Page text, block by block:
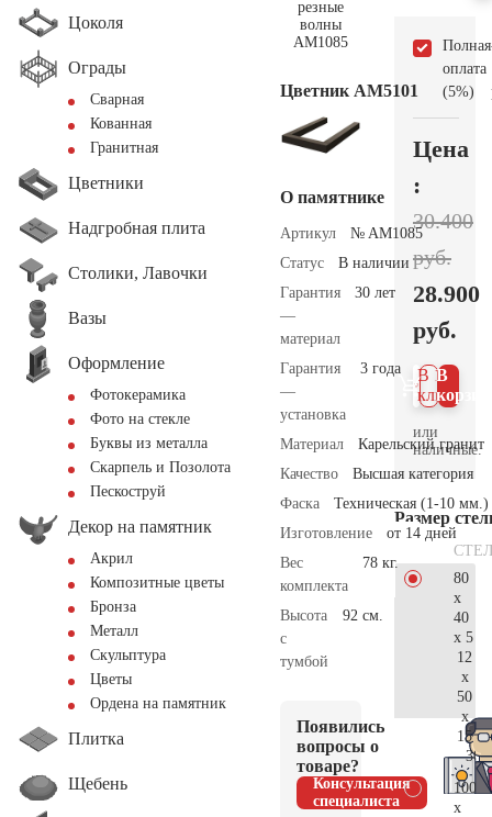
Цоколя
Ограды
Сварная
Кованная
Гранитная
Цветники
Надгробная плита
Столики, Лавочки
Вазы
Оформление
Фотокерамика
Фото на стекле
Буквы из металла
Скарпель и Позолота
Пескоструй
Декор на памятник
Акрил
Композитные цветы
Бронза
Металл
Скульптура
Цветы
Ордена на памятник
Плитка
Щебень
Цветник АМ5101
О памятнике
Артикул
№ AM1085
Статус
В наличии
Гарантия
—
материал
30 лет
Гарантия
—
установка
3 года
Материал
Карельский гранит
Качество
Высшая категория
Фаска
Техническая (1-10 мм.)
Изготовление
от 14 дней
Вес
комплекта
78 кг.
Высота
с
тумбой
92 см.
Появились
вопросы о
товаре?
Консультация
специалиста
Полная
оплата
(5%)
Цена
:
30.400
руб.
28.900
руб.
В
В 1
клик
или
наличные.
Размер
80
x
40
x 5
12
x
50
x
15
100
x